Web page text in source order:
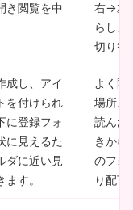
き閲覧を中
右→左
らし、
切り替
成し、アイ
を付けられ
に登録フォ
に見えるた
ダに近い見
す。
よく開
場所メ
読んだ
きから
のフォ
り配下